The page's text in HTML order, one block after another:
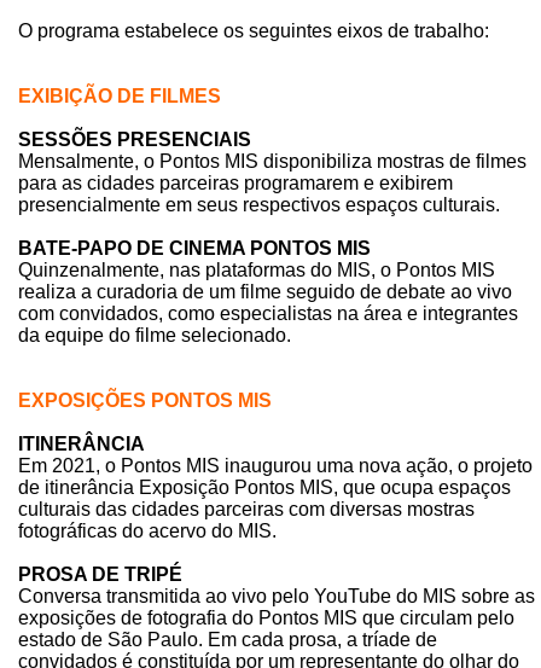
O programa estabelece os seguintes eixos de trabalho:
EXIBIÇÃO DE FILMES
SESSÕES PRESENCIAIS
Mensalmente, o Pontos MIS disponibiliza mostras de filmes
para as cidades parceiras programarem e exibirem
presencialmente em seus respectivos espaços culturais.
BATE-PAPO DE CINEMA PONTOS MIS
Quinzenalmente, nas plataformas do MIS, o Pontos MIS
realiza a curadoria de um filme seguido de debate ao vivo
com convidados, como especialistas na área e integrantes
da equipe do filme selecionado.
EXPOSIÇÕES PONTOS MIS
ITINERÂNCIA
Em 2021, o Pontos MIS inaugurou uma nova ação, o projeto
de itinerância Exposição Pontos MIS, que ocupa espaços
culturais das cidades parceiras com diversas mostras
fotográficas do acervo do MIS.
PROSA DE TRIPÉ
Conversa transmitida ao vivo pelo YouTube do MIS sobre as
exposições de fotografia do Pontos MIS que circulam pelo
estado de São Paulo. Em cada prosa, a tríade de
convidados é constituída por um representante do olhar do